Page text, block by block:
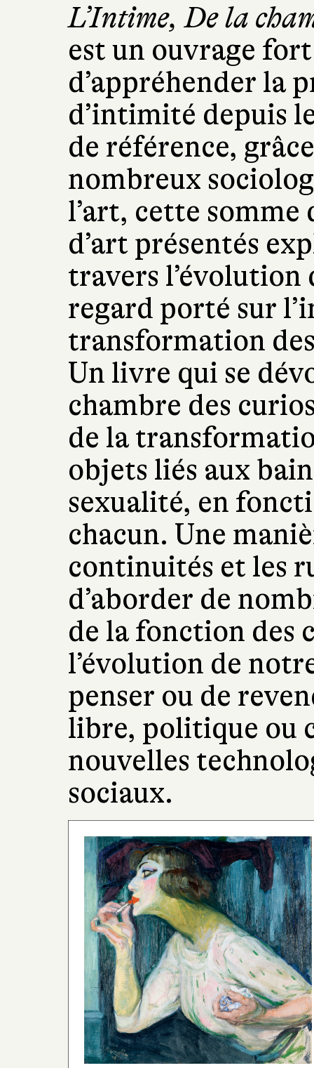
L’Intime, De la
est un ouvrage
d’appréhender la
d’intimité depuis
de référence,
nombreux
l’art, cette somme
d’art présentés
travers
regard porté sur
transformation
Un livre qui se
chambre des
de la
objets liés aux
sexualité, en
chacun. Une
continuités et les
d’aborder de
de la fonction des
l’évolution de
penser ou de
libre, politique ou
nouvelles
sociaux.